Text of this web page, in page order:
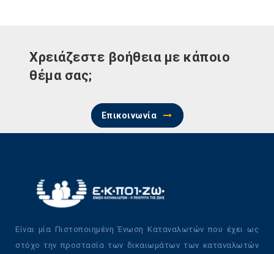
Χρειάζεστε βοήθεια με κάποιο
θέμα σας;
Επικοινωνία
Είναι μία Πιστοποιημένη Ένωση Καταναλωτών που έχει ως
στόχο την προστασία των δικαιωμάτων των καταναλωτών